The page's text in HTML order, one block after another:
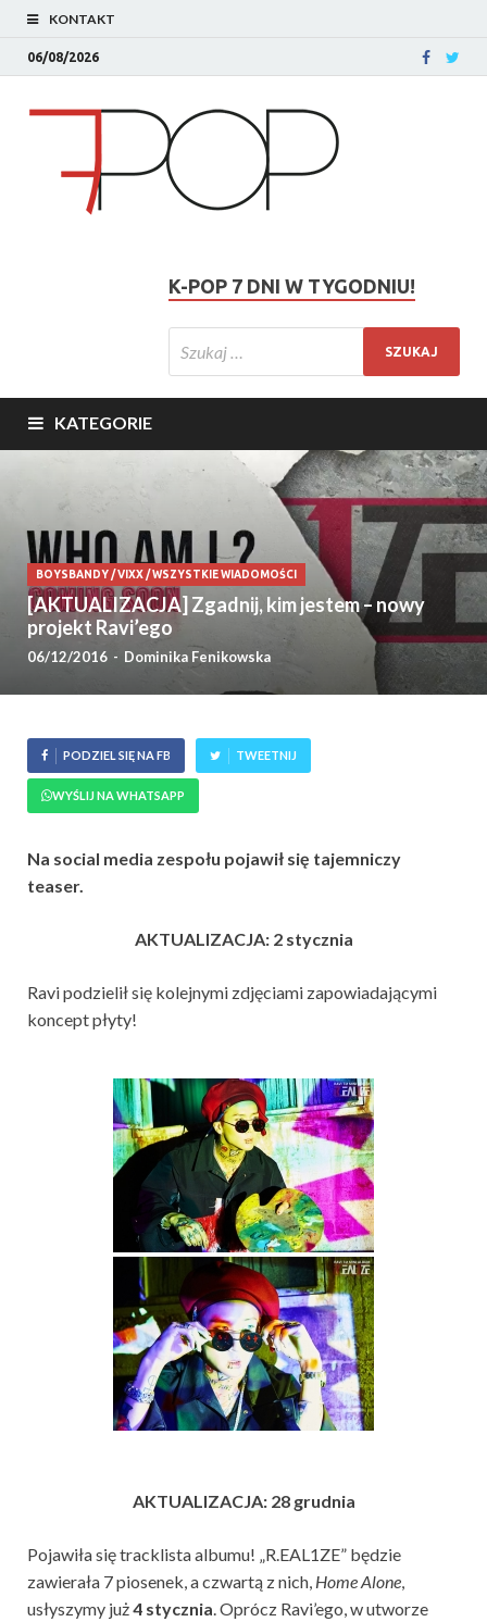
KONTAKT
06/08/2026
K-POP 7 DNI W TYGODNIU!
KATEGORIE
BOYSBANDY/VIXX/WSZYSTKIE WIADOMOŚCI
[AKTUALIZACJA] Zgadnij, kim jestem – nowy
projekt Ravi’ego
06/12/2016 - Dominika Fenikowska
PODZIEL SIĘ NA FB TWEETNIJ
WYŚLIJ NA WHATSAPP
Na social media zespołu pojawił się tajemniczy
teaser.
AKTUALIZACJA: 2 stycznia
Ravi podzielił się kolejnymi zdjęciami zapowiadającymi
koncept płyty!
AKTUALIZACJA: 28 grudnia
Pojawiła się tracklista albumu! „R.EAL1ZE” będzie
zawierała 7 piosenek, a czwartą z nich, Home Alone,
usłyszymy już4 stycznia. Oprócz Ravi’ego, w utworze